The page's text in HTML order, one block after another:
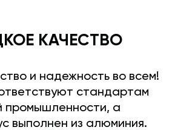
КАЧЕСТВО
и надежность во всем!
стандартам
промышленности, а
выполнен из алюминия.